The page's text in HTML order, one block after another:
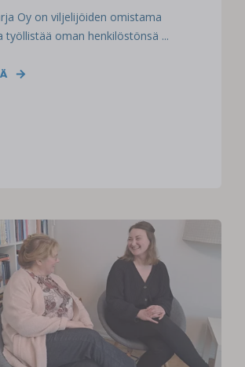
Oy on viljelijöiden omistama
työllistää oman henkilöstönsä ...